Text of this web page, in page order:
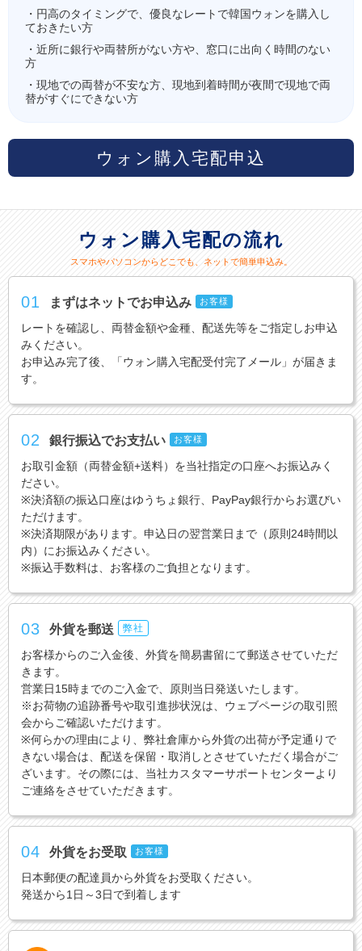
・円高のタイミングで、優良なレートで韓国ウォンを購入し
ておきたい方
・近所に銀行や両替所がない方や、窓口に出向く時間のない
方
・現地での両替が不安な方、現地到着時間が夜間で現地で両
替がすぐにできない方
ウォン購入宅配申込
ウォン購入宅配の流れ
スマホやパソコンからどこでも、ネットで簡単申込み。
01 まずはネットでお申込み お客様
レートを確認し、両替金額や金種、配送先等をご指定しお申込
みください。
お申込み完了後、「ウォン購入宅配受付完了メール」が届きま
す。
02 銀行振込でお支払い お客様
お取引金額（両替金額+送料）を当社指定の口座へお振込みく
ださい。
※決済額の振込口座はゆうちょ銀行、PayPay銀行からお選びい
ただけます。
※決済期限があります。申込日の翌営業日まで（原則24時間以
内）にお振込みください。
※振込手数料は、お客様のご負担となります。
03 外貨を郵送 弊社
お客様からのご入金後、外貨を簡易書留にて郵送させていただ
きます。
営業日15時までのご入金で、原則当日発送いたします。
※お荷物の追跡番号や取引進捗状況は、ウェブページの取引照
会からご確認いただけます。
※何らかの理由により、弊社倉庫から外貨の出荷が予定通りで
きない場合は、配送を保留・取消しとさせていただく場合がご
ざいます。その際には、当社カスタマーサポートセンターより
ご連絡をさせていただきます。
04 外貨をお受取 お客様
日本郵便の配達員から外貨をお受取ください。
発送から1日～3日で到着します